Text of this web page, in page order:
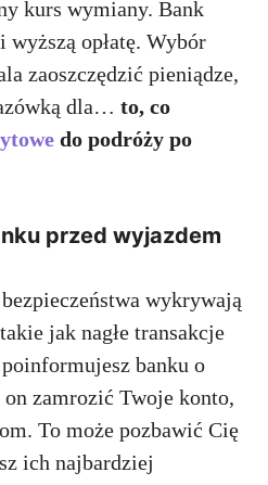
kurs wymiany. Bank
opłatę. Wybór
zaoszczędzić pieniądze,
dla… to, co
do podróży po
przed wyjazdem
wykrywają
jak nagłe transakcje
banku o
zamrozić Twoje konto,
To może pozbawić Cię
ich najbardziej